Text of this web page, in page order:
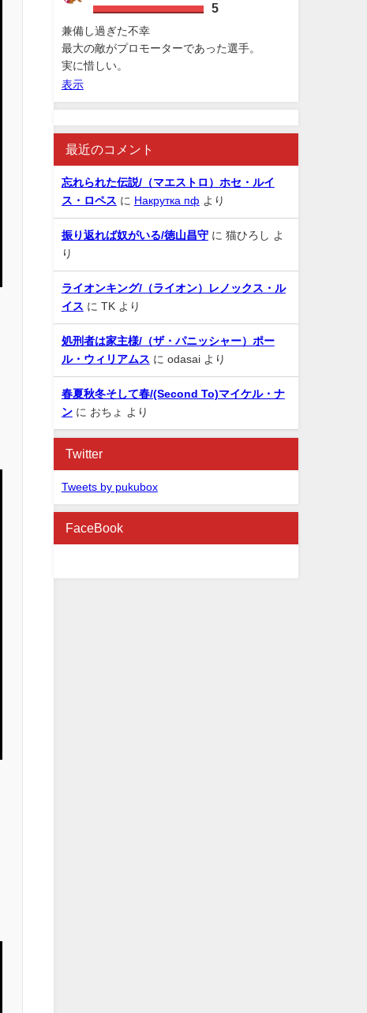
5
兼備し過ぎた不幸
最大の敵がプロモーターであった選手。
実に惜しい。
表示
最近のコメント
忘れられた伝説/（マエストロ）ホセ・ルイ
ス・ロペス に Накрутка пф より
振り返れば奴がいる/徳山昌守に 猫ひろし よ
り
ライオンキング/（ライオン）レノックス・ル
イス に TKより
処刑者は家主様/（ザ・パニッシャー）ポー
ル・ウィリアムス に odasaiより
春夏秋冬そして春/(Second To)マイケル・ナ
ンに おちょ より
Twitter
Tweets by pukubox
FaceBook